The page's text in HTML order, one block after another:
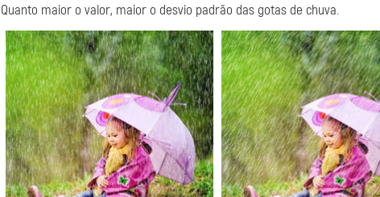
Quanto maior o valor, maior o desvio padrão das gotas de chuva.